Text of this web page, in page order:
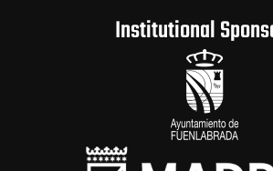
Institutional